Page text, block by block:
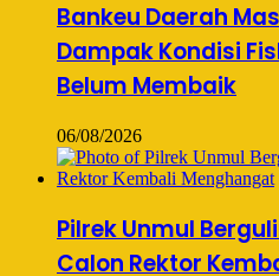
Bankeu Daerah
Dampak Kondisi
Belum Membaik
06/08/2026
Pilrek Unmul
Calon Rektor